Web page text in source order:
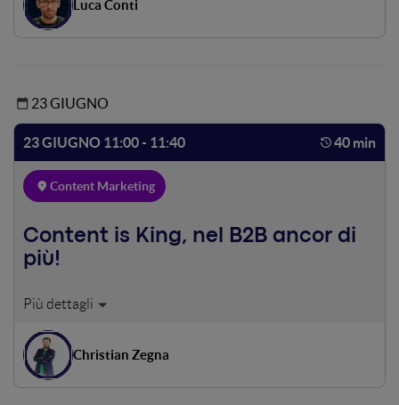
23 GIUGNO
ottimizzati da sistemi sofisticati, sempre più accessibili a
chi si occupa di marketing. Dall'applicazione alla lingua
guadagnare terreno sulla concorrenza e non trovarsi
Luca Conti
23 GIUGNO 11:00 - 11:40 40 min
Content Marketing
Content is King, nel B2B ancor di
più!
X3Energy si occupa di monitoraggio ed efficientamento
per raccogliere lead con Social Media (Facebook e
LinkedIn) e Content Marketing tramite un blog con
"Guide agli sprechi". I lead, ingaggiati con cicli di nurturing
Christian Zegna